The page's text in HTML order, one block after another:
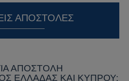
ΑΠΟΣΤΟΛΈΣ
ΑΠΟΣΤΟΛΉ
ΕΛΛΆΔΑΣ ΚΑΙ ΚΎΠΡΟΥ;